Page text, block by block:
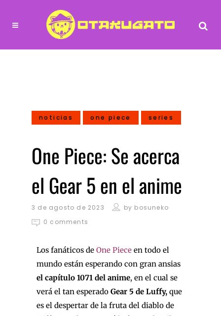
noticias one piece series
One Piece: Se acerca
el Gear 5 en el anime
3 de agosto de 2023 by bosuneko
0 comments
Los fanáticos de One Piece en todo el
mundo están esperando con gran ansias
el capítulo 1071 del anime, en el cual se
verá el tan esperado Gear 5 de Luffy, que
es el despertar de la fruta del diablo de